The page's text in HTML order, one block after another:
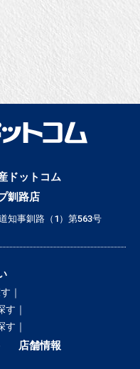
ドットコム
釧路店
知事釧路（1）第563号
｜
す｜
す｜
店舗情報